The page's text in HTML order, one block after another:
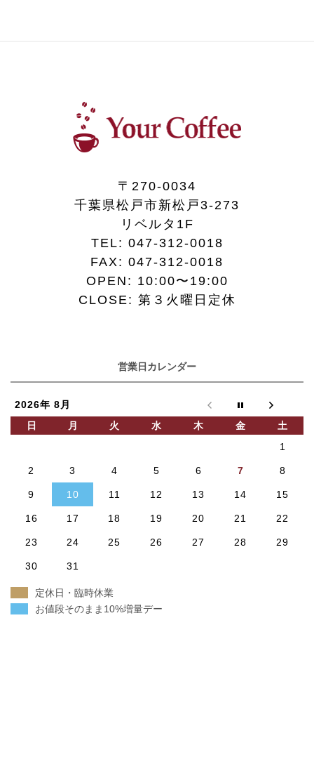
〒270-0034
千葉県松戸市新松戸3-273
リベルタ1F
TEL: 047-312-0018
FAX: 047-312-0018
OPEN: 10:00〜19:00
CLOSE: 第３火曜日定休
営業日カレンダー
2026年 8月
日
月 火 水 木 金
土
1
2 3 4 5 6 7 8
9 10 11 12 13 14 15
16 17 18 19 20 21 22
23 24 25 26 27 28 29
30 31
定休日・臨時休業
お値段そのまま10%増量デー